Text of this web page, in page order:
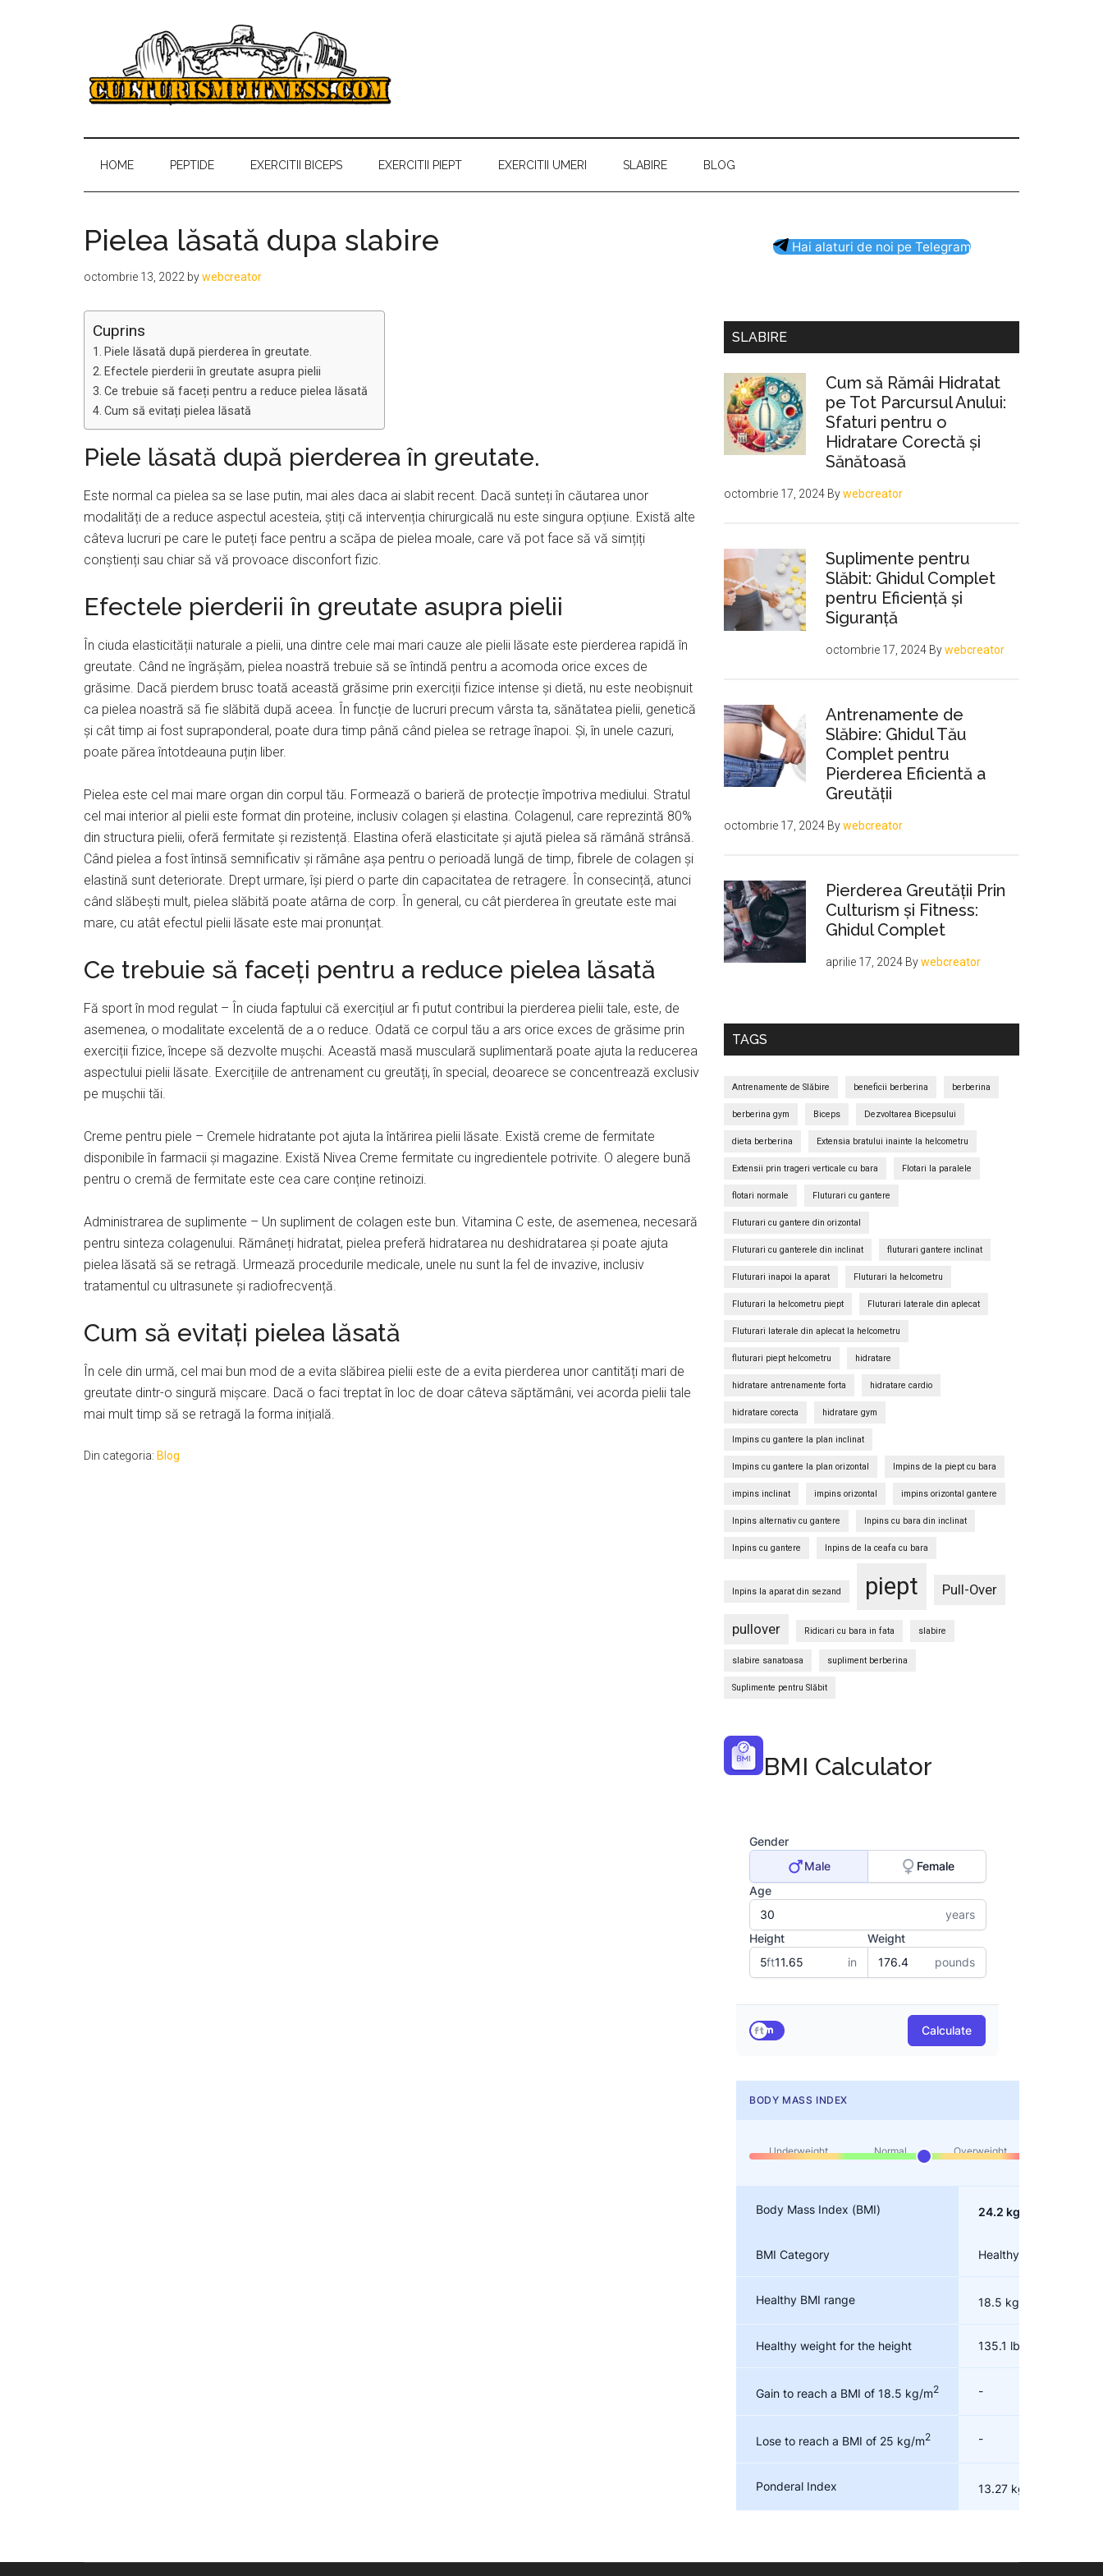
Culturism
Fitness
alimentar,
despre
culturism
si
HOME PEPTIDE EXERCITII BICEPS EXERCITII PIEPT EXERCITII UMERI SLABIRE BLOG
Pielea lăsată dupa slabire
octombrie 13, 2022 bywebcreator
Cuprins
Piele lăsată după pierderea în greutate.
Efectele pierderii în greutate asupra pielii
Ce trebuie să faceți pentru a reduce pielea lăsată
Cum să evitați pielea lăsată
Piele lăsată după pierderea în greutate.
Este normal ca pielea sa se lase putin, mai ales daca ai slabit recent. Dacă sunteți în căutarea unor
modalități de a reduce aspectul acesteia, știți că intervenția chirurgicală nu este singura opțiune. Există alte
câteva lucruri pe care le puteți face pentru a scăpa de pielea moale, care vă pot face să vă simțiți
conștienți sau chiar să vă provoace disconfort fizic.
Efectele pierderii în greutate asupra pielii
În ciuda elasticității naturale a pielii, una dintre cele mai mari cauze ale pielii lăsate este pierderea rapidă în
greutate. Când ne îngrășăm, pielea noastră trebuie să se întindă pentru a acomoda orice exces de
grăsime. Dacă pierdem brusc toată această grăsime prin exerciții fizice intense și dietă, nu este neobișnuit
ca pielea noastră să fie slăbită după aceea. În funcție de lucruri precum vârsta ta, sănătatea pielii, genetică
și cât timp ai fost supraponderal, poate dura timp până când pielea se retrage înapoi. Și, în unele cazuri,
poate părea întotdeauna puțin liber.
Pielea este cel mai mare organ din corpul tău. Formează o barieră de protecție împotriva mediului. Stratul
cel mai interior al pielii este format din proteine, inclusiv colagen și elastina. Colagenul, care reprezintă 80%
din structura pielii, oferă fermitate și rezistență. Elastina oferă elasticitate și ajută pielea să rămână strânsă.
Când pielea a fost întinsă semnificativ și rămâne așa pentru o perioadă lungă de timp, fibrele de colagen și
elastină sunt deteriorate. Drept urmare, își pierd o parte din capacitatea de retragere. În consecință, atunci
când slăbești mult, pielea slăbită poate atârna de corp. În general, cu cât pierderea în greutate este mai
mare, cu atât efectul pielii lăsate este mai pronunțat.
Ce trebuie să faceți pentru a reduce pielea lăsată
Fă sport în mod regulat – În ciuda faptului că exercițiul ar fi putut contribui la pierderea pielii tale, este, de
asemenea, o modalitate excelentă de a o reduce. Odată ce corpul tău a ars orice exces de grăsime prin
exerciții fizice, începe să dezvolte mușchi. Această masă musculară suplimentară poate ajuta la reducerea
aspectului pielii lăsate. Exercițiile de antrenament cu greutăți, în special, deoarece se concentrează exclusiv
pe mușchii tăi.
Creme pentru piele – Cremele hidratante pot ajuta la întărirea pielii lăsate. Există creme de fermitate
disponibile în farmacii și magazine. Există Nivea Creme fermitate cu ingredientele potrivite. O alegere bună
pentru o cremă de fermitate este cea care conține retinoizi.
Administrarea de suplimente – Un supliment de colagen este bun. Vitamina C este, de asemenea, necesară
pentru sinteza colagenului. Rămâneți hidratat, pielea preferă hidratarea nu deshidratarea și poate ajuta
pielea lăsată să se retragă. Urmează procedurile medicale, unele nu sunt la fel de invazive, inclusiv
tratamentul cu ultrasunete și radiofrecvență.
Cum să evitați pielea lăsată
În cele din urmă, cel mai bun mod de a evita slăbirea pielii este de a evita pierderea unor cantități mari de
greutate dintr-o singură mișcare. Dacă o faci treptat în loc de doar câteva săptămâni, vei acorda pielii tale
mai mult timp să se retragă la forma inițială.
Din categoria: Blog
Bara
Hai alaturi de noi pe Telegram
SLABIRE
Cum să Rămâi Hidratat
pe Tot Parcursul Anului:
Sfaturi pentru o
Hidratare Corectă și
Sănătoasă
octombrie 17, 2024 Bywebcreator
Suplimente pentru
Slăbit: Ghidul Complet
pentru Eficiență și
Siguranță
octombrie 17, 2024 Bywebcreator
Antrenamente de
Slăbire: Ghidul Tău
Complet pentru
Pierderea Eficientă a
Greutății
octombrie 17, 2024 Bywebcreator
Pierderea Greutății Prin
Culturism și Fitness:
Ghidul Complet
aprilie 17, 2024 Bywebcreator
TAGS
Antrenamente de Slăbire beneficii berberina berberina
berberina gym Biceps Dezvoltarea Bicepsului
dieta berberina Extensia bratului inainte la helcometru
Extensii prin trageri verticale cu bara Flotari la paralele
flotari normale Fluturari cu gantere
Fluturari cu gantere din orizontal
Fluturari cu ganterele din inclinat fluturari gantere inclinat
Fluturari inapoi la aparat Fluturari la helcometru
Fluturari la helcometru piept Fluturari laterale din aplecat
Fluturari laterale din aplecat la helcometru
fluturari piept helcometru hidratare
hidratare antrenamente forta hidratare cardio
hidratare corecta hidratare gym
Impins cu gantere la plan inclinat
Impins cu gantere la plan orizontal Impins de la piept cu bara
impins inclinat impins orizontal impins orizontal gantere
Inpins alternativ cu gantere Inpins cu bara din inclinat
Inpins cu gantere Inpins de la ceafa cu bara
Inpins la aparat din sezand piept Pull-Over
pullover Ridicari cu bara in fata slabire
slabire sanatoasa supliment berberina
Suplimente pentru Slăbit
BMI Calculator